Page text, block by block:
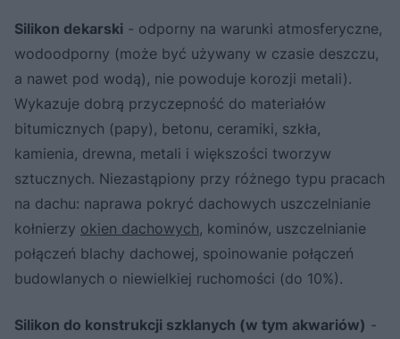
Silikon dekarski - odporny na warunki atmosferyczne,
wodoodporny (może być używany w czasie deszczu,
a nawet pod wodą), nie powoduje korozji metali).
Wykazuje dobrą przyczepność do materiałów
bitumicznych (papy), betonu, ceramiki, szkła,
kamienia, drewna, metali i większości tworzyw
sztucznych. Niezastąpiony przy różnego typu pracach
na dachu: naprawa pokryć dachowych uszczelnianie
kołnierzy okien dachowych, kominów, uszczelnianie
połączeń blachy dachowej, spoinowanie połączeń
budowlanych o niewielkiej ruchomości (do 10%).
Silikon do konstrukcji szklanych (w tym akwariów) -